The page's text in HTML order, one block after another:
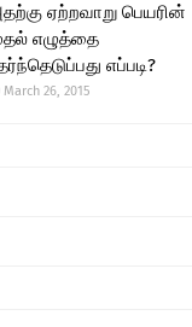
ஏற்றவாறு பெயரின்
எழுத்தை
எப்படி?
March 26, 2015